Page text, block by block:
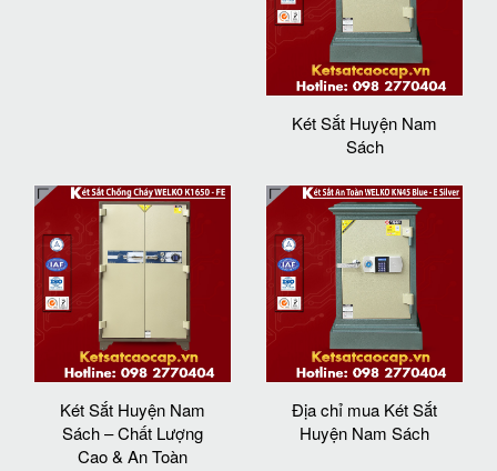
Két Sắt Huyện Nam
Sách
Két Sắt Huyện Nam
Sách – Chất Lượng
Cao & An Toàn
Địa chỉ mua Két Sắt
Huyện Nam Sách